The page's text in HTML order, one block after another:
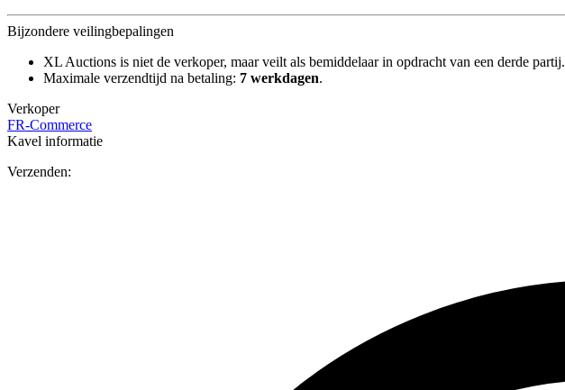
Bijzondere veilingbepalingen
XL Auctions is niet de verkoper, maar veilt als bemiddelaar in opdracht van een derde partij.
Maximale verzendtijd na betaling: 7 werkdagen.
Verkoper
FR-Commerce
Kavel informatie
Verzenden: